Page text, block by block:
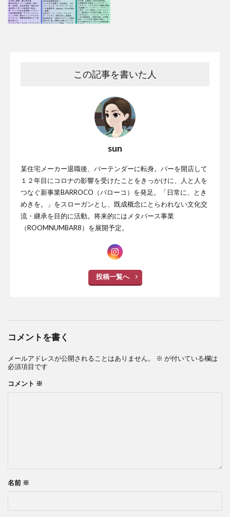
この記事を書いた人
sun
某住宅メーカー退職後、バーテンダーに転身。バーを開店して
１２年目にコロナの影響を受けたことをきっかけに、人と人を
つなぐ新事業BARROCO（バローコ）を発足。「日常に、とき
めきを。」をスローガンとし、既成概念にとらわれない文化交
流・継承を目的に活動。将来的にはメタバース事業
（ROOMNUMBAR8）を展開予定。
投稿一覧へ
コメントを書く
メールアドレスが公開されることはありません。 ※ が付いている欄は
必須項目です
コメント ※
名前 ※